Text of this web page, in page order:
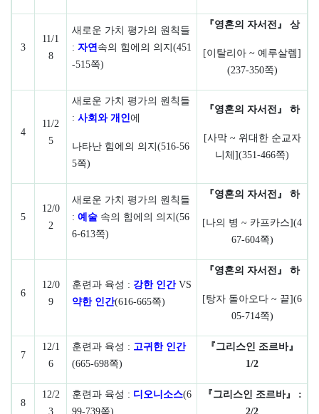
3
11/1
8
새로운 가치 평가의 원칙들
: 자연속의 힘에의 의지 (451
-515쪽)
『영혼의 자서전』 상
[이탈리아 ~ 예루살렘]
(237-350쪽)
4
11/2
5
새로운 가치 평가의 원칙들
: 사회와 개인에
나타난 힘에의 의지 (516-56
5쪽)
『영혼의 자서전』 하
[사막 ~ 위대한 순교자
니체 ](351-466쪽)
5
12/0
2
새로운 가치 평가의 원칙들
: 예술 속의 힘에의 의지 (56
6-613쪽)
『영혼의 자서전』 하
[나의 병 ~ 카프카스](4
67-604쪽)
6
12/0
9
훈련과 육성 : 강한 인간 VS
약한 인간(616-665쪽)
『영혼의 자서전』 하
[탕자 돌아오다 ~ 끝](6
05-714쪽)
7
12/1
6
훈련과 육성 : 고귀한 인간
(665-698쪽)
『그리스인 조르바』
1/2
8
12/2
3
훈련과 육성 : 디오니소스(6
99-739쪽)
『그리스인 조르바』 :
2/2